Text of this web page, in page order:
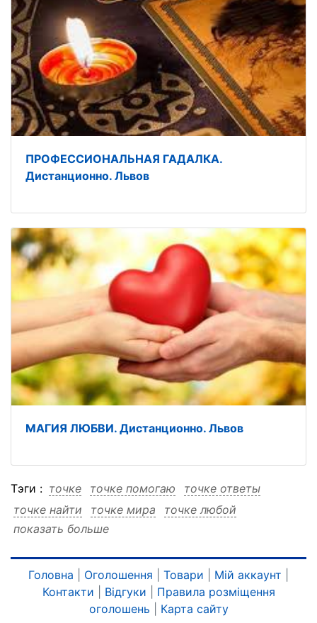
ПРОФЕССИОНАЛЬНАЯ ГАДАЛКА.
Дистанционно. Львов
МАГИЯ ЛЮБВИ. Дистанционно. Львов
Тэги : точке точке помогаю
точке ответы
точке найти
точке мира
точке любой
точке львове точке дистанционно
точке дистанционно ответы
точке дистанционно найти
точке дистанционно мира
показать больше
Головна Оголошення Товари Мій аккаунт
Контакти
Відгуки
Правила розміщення
оголошень
Карта сайту